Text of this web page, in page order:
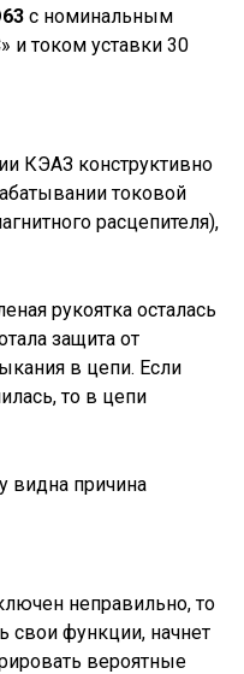
с номинальным
и током уставки 30
КЭАЗ конструктивно
токовой
расцепителя),
рукоятка осталась
защита от
в цепи. Если
то в цепи
видна причина
неправильно, то
свои функции, начнет
вероятные